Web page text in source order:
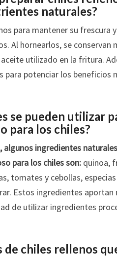
naturales?
para mantener su frescura
Al hornearlos, se
utilizado en la fritura.
potenciar los beneficios
se pueden utilizar
para los chiles?
ingredientes
para los chiles son: quinoa,
tomates y cebollas,
Estos ingredientes aportan
de utilizar ingredientes
chiles rellenos